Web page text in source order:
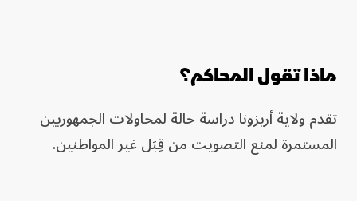
ماذا تقول المحاكم؟
تقدم ولاية أريزونا دراسة حالة لمحاولات الجمهوريين
المستمرة لمنع التصويت من قِبَل غير المواطنين.